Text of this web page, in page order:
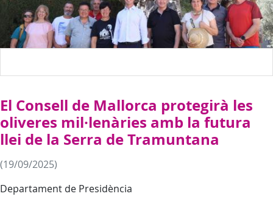
El Consell de Mallorca protegirà les
oliveres mil·lenàries amb la futura
llei de la Serra de Tramuntana
(19/09/2025)
Departament de Presidència